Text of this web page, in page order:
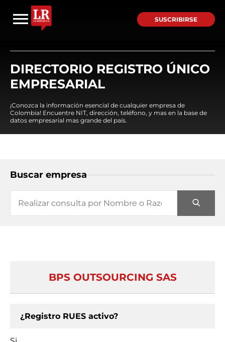
SUSCRIBIRSE
DIRECTORIO REGISTRO ÚNICO
EMPRESARIAL
¡Conozca la información esencial de cualquier empresa de
Colombia! Encuentre NIT, dirección, teléfono, y mas en la base de
datos empresarial mas grande del país.
Buscar empresa
BPS OUTSOURCING SAS
¿Registro RUES activo?